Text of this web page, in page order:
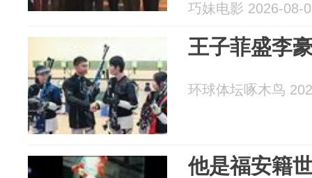
巧妹电影 2026-08-
王子菲盛李
环球体坛啄木鸟
他是福安籍